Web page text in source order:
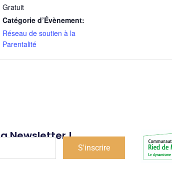
Gratuit
Catégorie d’Évènement:
Réseau de soutien à la
Parentalité
Newsletter !